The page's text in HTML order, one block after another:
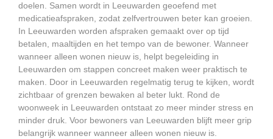
doelen. Samen wordt in Leeuwarden geoefend met
medicatieafspraken, zodat zelfvertrouwen beter kan groeien.
In Leeuwarden worden afspraken gemaakt over op tijd
betalen, maaltijden en het tempo van de bewoner. Wanneer
wanneer alleen wonen nieuw is, helpt begeleiding in
Leeuwarden om stappen concreet maken weer praktisch te
maken. Door in Leeuwarden regelmatig terug te kijken, wordt
zichtbaar of grenzen bewaken al beter lukt. Rond de
woonweek in Leeuwarden ontstaat zo meer minder stress en
minder druk. Voor bewoners van Leeuwarden blijft meer grip
belangrijk wanneer wanneer alleen wonen nieuw is.